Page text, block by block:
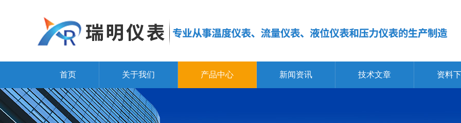
首页 关于我们 产品中心 新闻资讯 技术文章 资料